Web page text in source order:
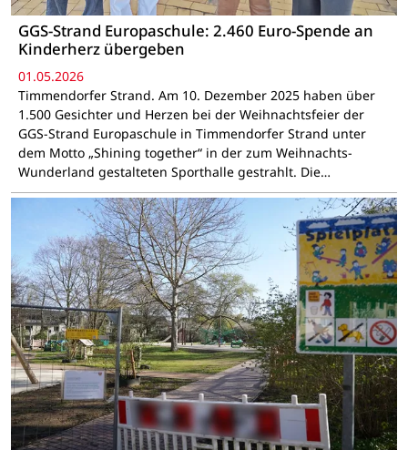
GGS-Strand Europaschule: 2.460 Euro-Spende an
Kinderherz übergeben
01.05.2026
Timmendorfer Strand. Am 10. Dezember 2025 haben über
1.500 Gesichter und Herzen bei der Weihnachtsfeier der
GGS-Strand Europaschule in Timmendorfer Strand unter
dem Motto „Shining together“ in der zum Weihnachts-
Wunderland gestalteten Sporthalle gestrahlt. Die…